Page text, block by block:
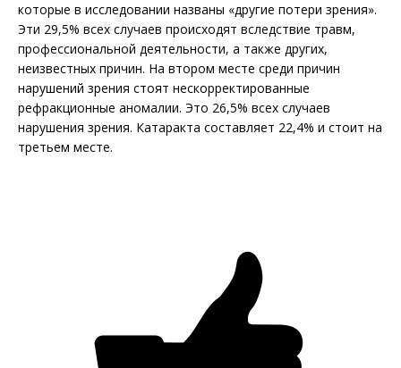
которые в исследовании названы «другие потери зрения».
Эти 29,5% всех случаев происходят вследствие травм,
профессиональной деятельности, а также других,
неизвестных причин. На втором месте среди причин
нарушений зрения стоят нескорректированные
рефракционные аномалии. Это 26,5% всех случаев
нарушения зрения. Катаракта составляет 22,4% и стоит на
третьем месте.